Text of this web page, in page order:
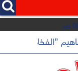
”الفخامة